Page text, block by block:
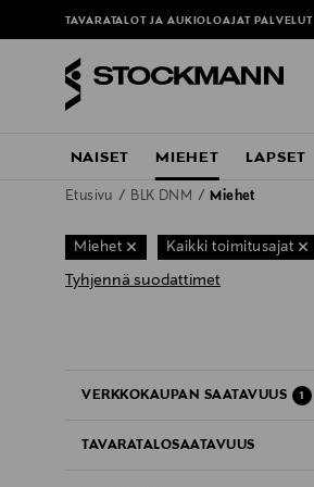
TAVARATALOT JA AUKIOLOAJAT PALVELUT
NAISET MIEHET LAPSET
Etusivu BLK DNM Miehet
Miehet Kaikki toimitusajat
Tyhjennä suodattimet
VERKKOKAUPAN SAATAVUUS 1
TAVARATALOSAATAVUUS